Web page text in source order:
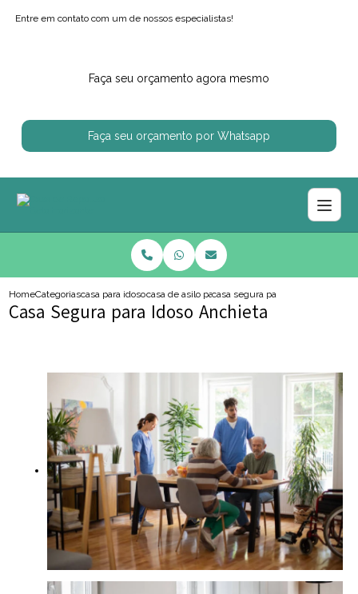
Entre em contato com um de nossos especialistas!
Faça seu orçamento agora mesmo
Faça seu orçamento por Whatsapp
HomeCategoriascasa para idososcasa de asilo para idosocasa segura para idoso anchieta
Casa Segura para Idoso Anchieta